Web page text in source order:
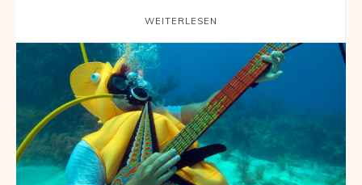
WEITERLESEN